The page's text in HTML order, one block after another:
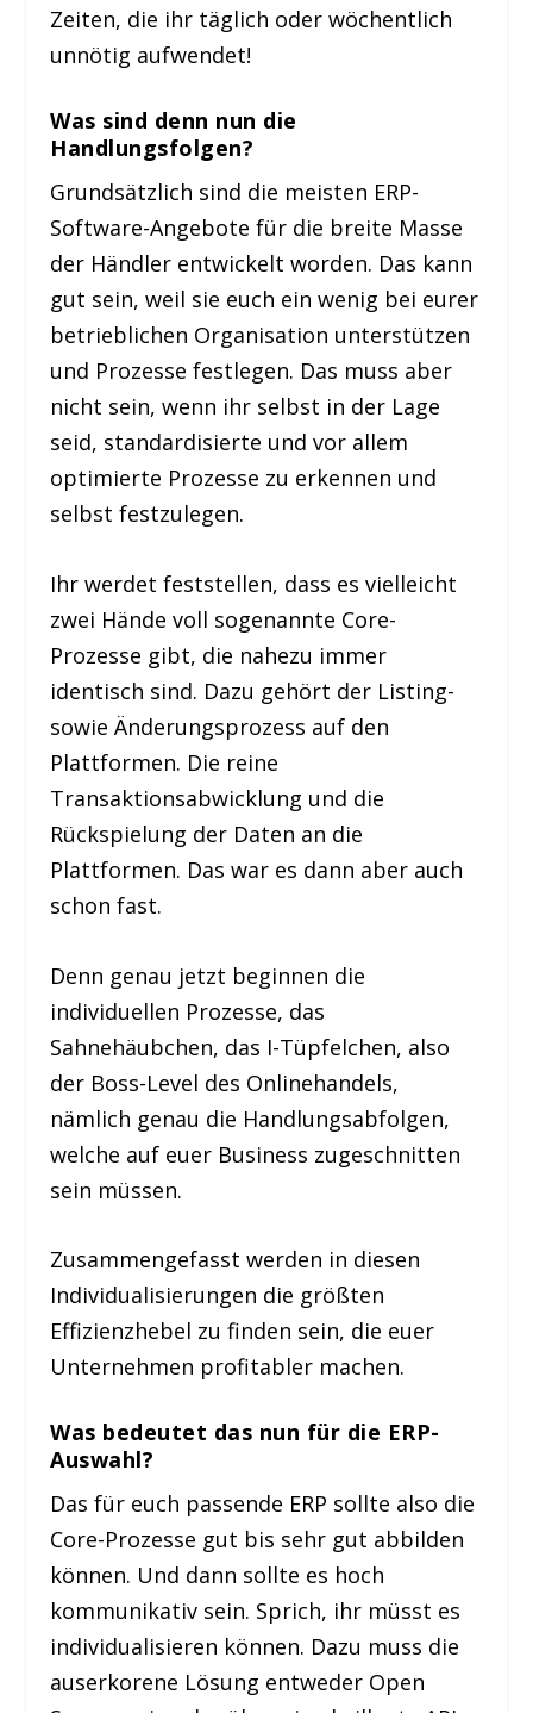
Zeiten, die ihr täglich oder wöchentlich
unnötig aufwendet!
Was sind denn nun die
Handlungsfolgen?
Grundsätzlich sind die meisten ERP-
Software-Angebote für die breite Masse
der Händler entwickelt worden. Das kann
gut sein, weil sie euch ein wenig bei eurer
betrieblichen Organisation unterstützen
und Prozesse festlegen. Das muss aber
nicht sein, wenn ihr selbst in der Lage
seid, standardisierte und vor allem
optimierte Prozesse zu erkennen und
selbst festzulegen.
Ihr werdet feststellen, dass es vielleicht
zwei Hände voll sogenannte Core-
Prozesse gibt, die nahezu immer
identisch sind. Dazu gehört der Listing-
sowie Änderungsprozess auf den
Plattformen. Die reine
Transaktionsabwicklung und die
Rückspielung der Daten an die
Plattformen. Das war es dann aber auch
schon fast.
Denn genau jetzt beginnen die
individuellen Prozesse, das
Sahnehäubchen, das I-Tüpfelchen, also
der Boss-Level des Onlinehandels,
nämlich genau die Handlungsabfolgen,
welche auf euer Business zugeschnitten
sein müssen.
Zusammengefasst werden in diesen
Individualisierungen die größten
Effizienzhebel zu finden sein, die euer
Unternehmen profitabler machen.
Was bedeutet das nun für die ERP-
Auswahl?
Das für euch passende ERP sollte also die
Core-Prozesse gut bis sehr gut abbilden
können. Und dann sollte es hoch
kommunikativ sein. Sprich, ihr müsst es
individualisieren können. Dazu muss die
auserkorene Lösung entweder Open